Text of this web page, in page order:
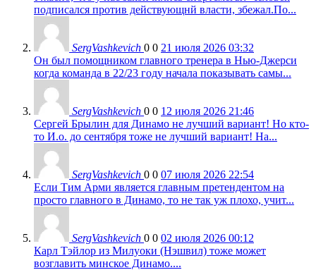
подписался против действующнй власти, збежал.По...
SergVashkevich 0 0 21 июля 2026 03:32
Он был помощником главного тренера в Нью-Джерси
когда команда в 22/23 году начала показывать самы...
SergVashkevich 0 0 12 июля 2026 21:46
Сергей Брылин для Динамо не лучший вариант! Но кто-
то И.о. до сентября тоже не лучший вариант! На...
SergVashkevich 0 0 07 июля 2026 22:54
Если Тим Арми является главным претендентом на
просто главного в Динамо, то не так уж плохо, учит...
SergVashkevich 0 0 02 июля 2026 00:12
Карл Тэйлор из Милуоки (Нэшвил) тоже может
возглавить минское Динамо....